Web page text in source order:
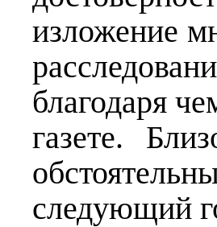
изложение
благодаря
газете.
следующий